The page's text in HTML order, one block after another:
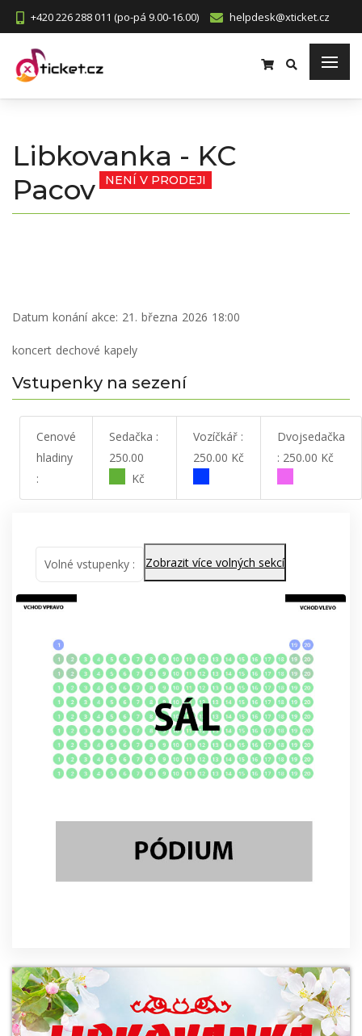
+420 226 288 011 (po-pá 9.00-16.00) helpdesk@xticket.cz
Libkovanka - KC
Pacov
NENÍ V PRODEJI
Datum konání akce: 21. března 2026 18:00
koncert dechové kapely
Vstupenky na sezení
Cenové
hladiny
:
Sedačka :
250.00
Kč
Vozíčkář :
250.00 Kč
Dvojsedačka
: 250.00 Kč
Volné vstupenky : Zobrazit více volných sekcí